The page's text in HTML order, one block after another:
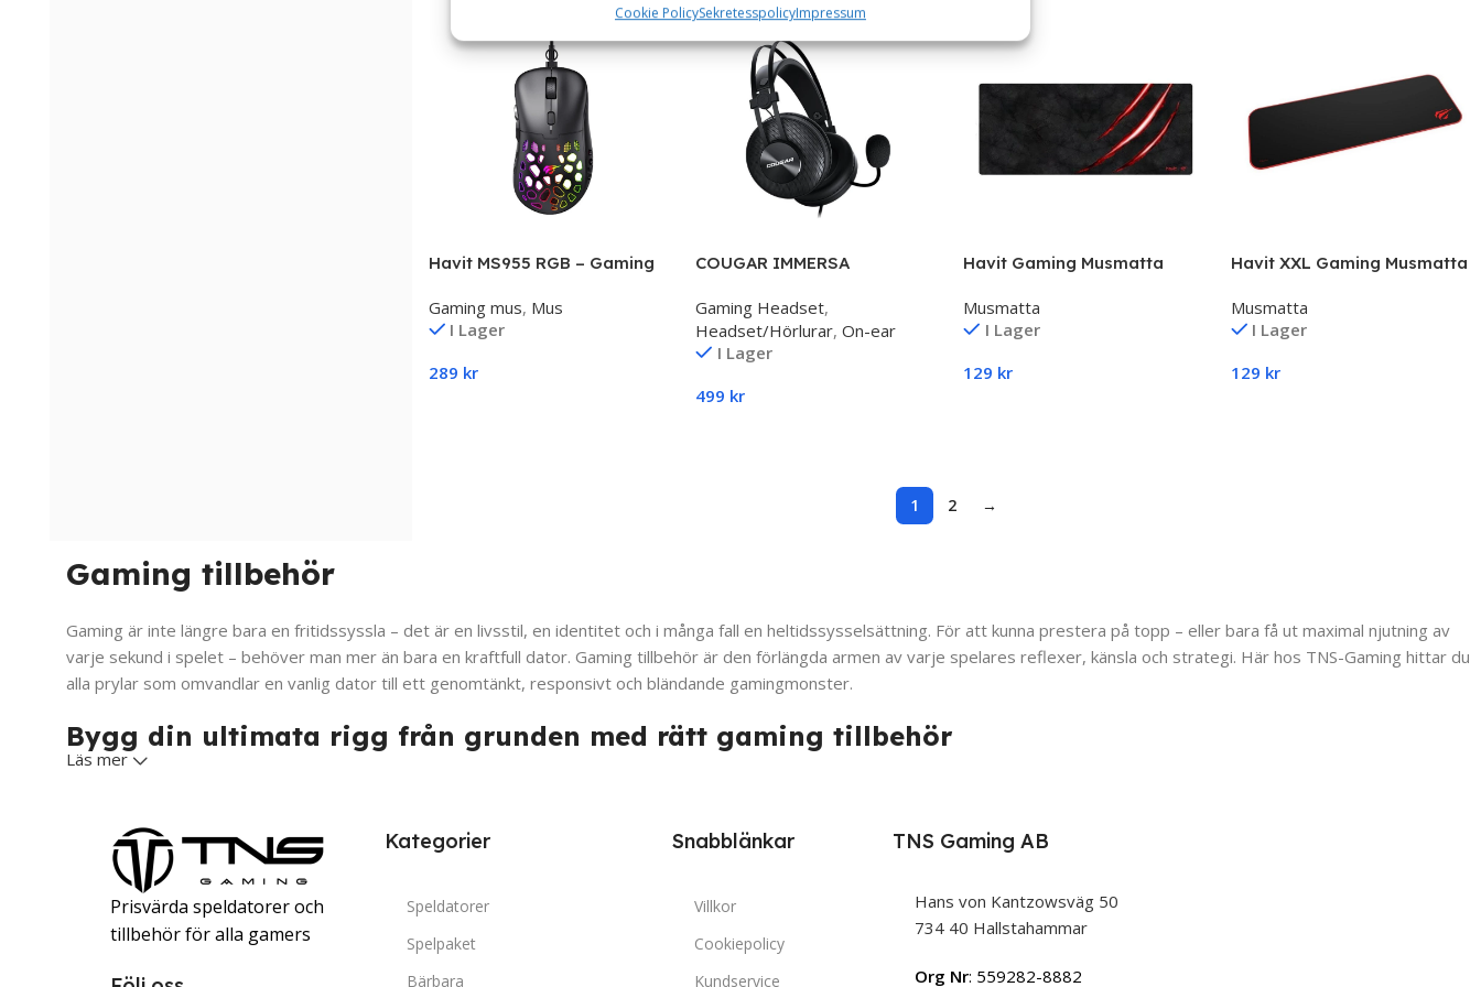
Cookie PolicySekretesspolicyImpressum
Havit MS955 RGB – Gaming
Gaming mus, Mus
I Lager
289 kr
COUGAR IMMERSA
Headset
Gaming Headset,
Headset/Hörlurar, On-ear
I Lager
499 kr
Havit Gaming Musmatta
Musmatta
I Lager
129 kr
Havit XXL Gaming Musmatta
Musmatta
I Lager
129 kr
1 2 →
Gaming tillbehör
Gaming är inte längre bara en fritidssyssla – det är en livsstil, en identitet och i många fall en heltidssysselsättning. För att kunna prestera på topp – eller bara få ut maximal njutning av
varje sekund i spelet – behöver man mer än bara en kraftfull dator. Gaming tillbehör är den förlängda armen av varje spelares reflexer, känsla och strategi. Här hos TNS-Gaming hittar du
alla prylar som omvandlar en vanlig dator till ett genomtänkt, responsivt och bländande gamingmonster.
Bygg din ultimata rigg från grunden med rätt gaming tillbehör
Setup för nybörjaren, den rutinerade och den professionella
Det finns nivåer i gamingvärlden, och med det kommer olika behov. Att köpa gamingtillbehör handlar inte bara om att följa trender, utan om att optimera sin utrustning efter ambitionsnivå
Läs mer
Prisvärda speldatorer och
tillbehör för alla gamers
Kategorier
Speldatorer
Spelpaket
Bärbara
Snabblänkar
Villkor
Cookiepolicy
Kundservice
TNS Gaming AB
Hans von Kantzowsväg 50
734 40 Hallstahammar
Org Nr: 559282-8882